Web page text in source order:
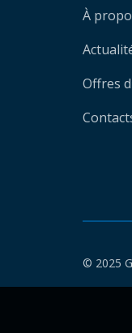
À
Offres
© 2025